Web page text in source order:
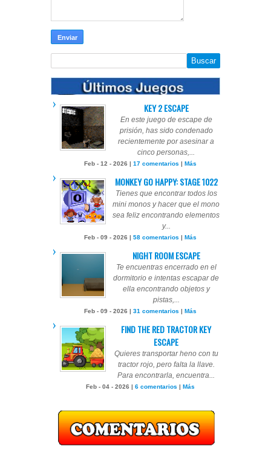
KEY 2 ESCAPE
En este juego de escape de
prisión, has sido condenado
recientemente por asesinar a
cinco personas,...
Feb - 12 - 2026 | 17 comentarios | Más
MONKEY GO HAPPY: STAGE 1022
Tienes que encontrar todos los
mini monos y hacer que el mono
sea feliz encontrando elementos
y...
Feb - 09 - 2026 | 58 comentarios | Más
NIGHT ROOM ESCAPE
Te encuentras encerrado en el
dormitorio e intentas escapar de
ella encontrando objetos y
pistas,...
Feb - 09 - 2026 | 31 comentarios | Más
FIND THE RED TRACTOR KEY
ESCAPE
Quieres transportar heno con tu
tractor rojo, pero falta la llave.
Para encontrarla, encuentra...
Feb - 04 - 2026 | 6 comentarios | Más